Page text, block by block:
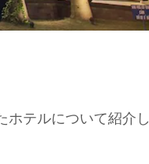
ホテルについて紹介し